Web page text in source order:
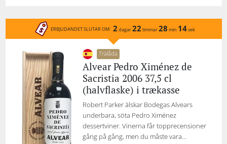
ERBJUDANDET SLUTAR OM: 2 dagar22 timmar28 min 14sek
Trälåda
Alvear Pedro Ximénez de
Sacristia 2006 37,5 cl
(halvflaske) i trækasse
Robert Parker älskar Bodegas Alvears
underbara, söta Pedro Ximénez
dessertviner. Vinerna får topprecensioner
gång på gång, men du måste vara...